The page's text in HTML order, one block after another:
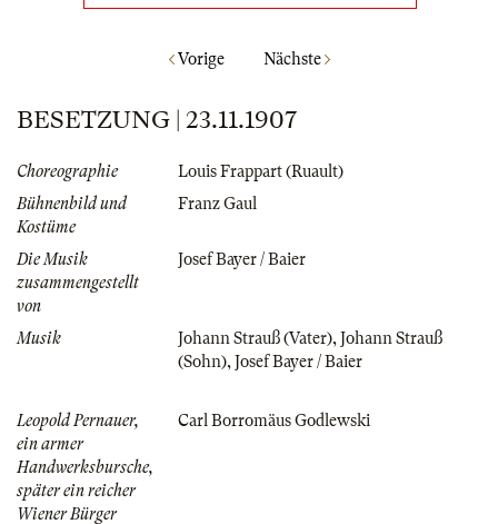
Vorige Nächste
BESETZUNG | 23.11.1907
Choreographie
Louis Frappart (Ruault)
Bühnenbild und
Kostüme
Franz Gaul
Die Musik
zusammengestellt
von
Josef Bayer / Baier
Musik Johann Strauß (Vater), Johann Strauß
(Sohn), Josef Bayer / Baier
Leopold Pernauer,
ein armer
Handwerksbursche,
später ein reicher
Wiener Bürger
Carl Borromäus Godlewski